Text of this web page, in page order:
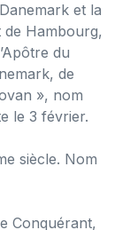
et la
de Hambourg,
du
de
», nom
le 3 février.
siècle. Nom
Conquérant,